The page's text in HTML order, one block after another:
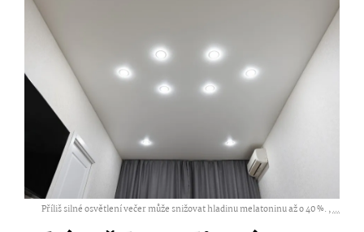
Příliš silné osvětlení večer může snižovat hladinu melatoninu až o 40 %. ,...